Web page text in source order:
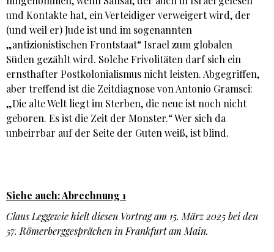
und Kontakte hat, ein Verteidiger verweigert wird, der
(und weil er) Jude ist und im sogenannten
„antizionistischen Frontstaat“ Israel zum globalen
Süden gezählt wird. Solche Frivolitäten darf sich ein
ernsthafter Postkolonialismus nicht leisten. Abgegriffen,
aber treffend ist die Zeitdiagnose von Antonio Gramsci:
„Die alte Welt liegt im Sterben, die neue ist noch nicht
geboren. Es ist die Zeit der Monster.“ Wer sich da
unbeirrbar auf der Seite der Guten weiß, ist blind.
Siehe auch: Abrechnung 1
Claus Leggewie hielt diesen Vortrag am 15. März 2025 bei den
57. Römerberggesprächen in Frankfurt am Main.